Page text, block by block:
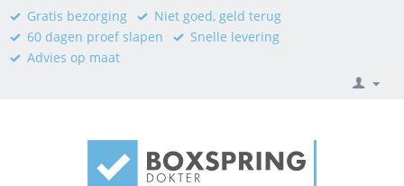
Gratis bezorging
Niet goed, geld terug
60 dagen proef slapen
Snelle levering
Advies op maat